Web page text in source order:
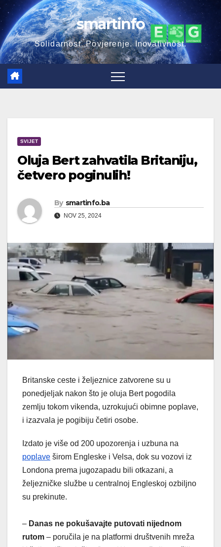
Skip
to
content
smartinfo
Solidarnost. Povjerenje. Inovativnost.
SVIJET
Oluja Bert zahvatila Britaniju,
četvero poginulih!
By smartinfo.ba
NOV 25, 2024
Britanske ceste i željeznice zatvorene su u
ponedjeljak nakon što je oluja Bert pogodila
zemlju tokom vikenda, uzrokujući obimne poplave,
i izazvala je pogibiju četiri osobe.
Izdato je više od 200 upozorenja i uzbuna na
poplave širom Engleske i Velsa, dok su vozovi iz
Londona prema jugozapadu bili otkazani, a
željezničke službe u centralnoj Engleskoj ozbiljno
su prekinute.
– Danas ne pokušavajte putovati nijednom
rutom – poručila je na platformi društvenih mreža